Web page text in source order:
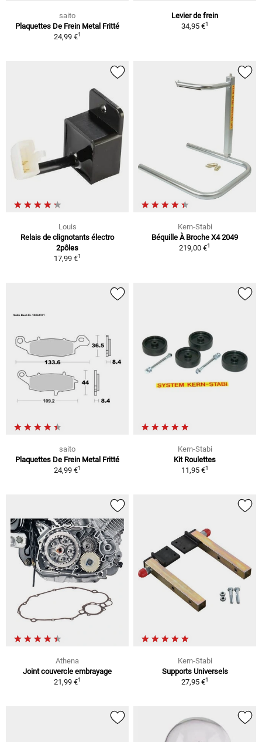
saito
Plaquettes De Frein Metal Fritté
24,99 €1
Levier de frein
34,95 €1
Louis
Relais de clignotants électro
2pôles
17,99 €1
Kern-Stabi
Béquille À Broche X4 2049
219,00 €1
saito
Plaquettes De Frein Metal Fritté
24,99 €1
Kern-Stabi
Kit Roulettes
11,95 €1
Athena
Joint couvercle embrayage
21,99 €1
Kern-Stabi
Supports Universels
27,95 €1